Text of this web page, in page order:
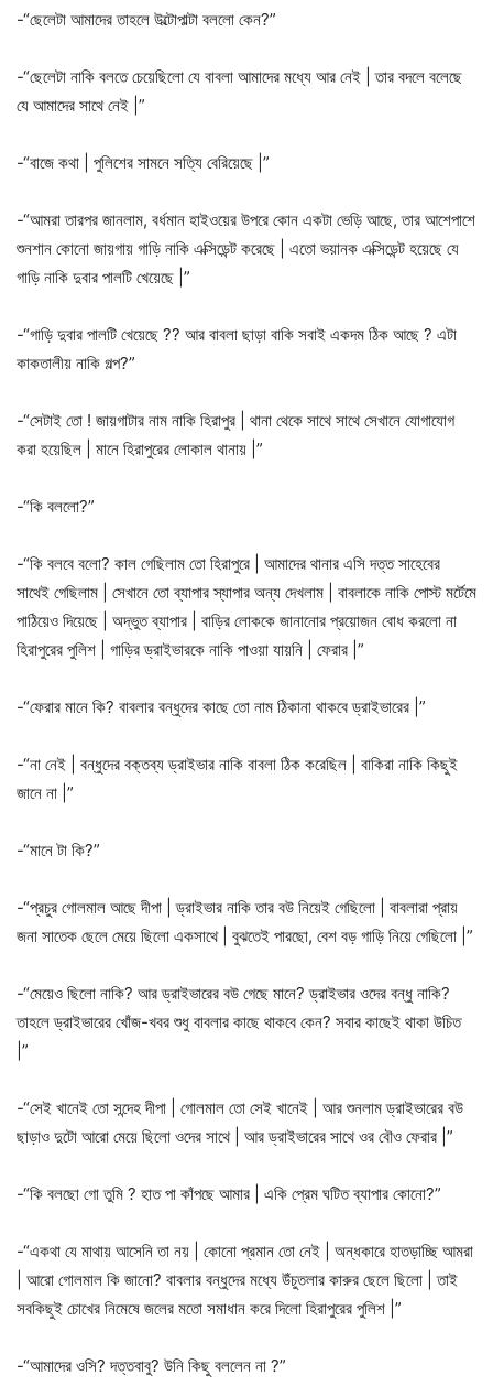
-“ছেলেটা আমাদের তাহলে উল্টোপাল্টা বললো কেন?”
-“ছেলেটা নাকি বলতে চেয়েছিলো যে বাবলা আমাদের মধ্যে আর নেই | তার বদলে বলেছে
যে আমাদের সাথে নেই |”
-“বাজে কথা | পুলিশের সামনে সত্যি বেরিয়েছে |”
-“আমরা তারপর জানলাম, বর্ধমান হাইওয়ের উপরে কোন একটা ভেড়ি আছে, তার আশেপাশে
শুনশান কোনো জায়গায় গাড়ি নাকি এক্সিডেন্ট করেছে | এতো ভয়ানক এক্সিডেন্ট হয়েছে যে
গাড়ি নাকি দুবার পালটি খেয়েছে |”
-“গাড়ি দুবার পালটি খেয়েছে ?? আর বাবলা ছাড়া বাকি সবাই একদম ঠিক আছে ? এটা
কাকতালীয় নাকি গল্প?”
-“সেটাই তো ! জায়গাটার নাম নাকি হিরাপুর | থানা থেকে সাথে সাথে সেখানে যোগাযোগ
করা হয়েছিল | মানে হিরাপুরের লোকাল থানায় |”
-“কি বললো?”
-“কি বলবে বলো? কাল গেছিলাম তো হিরাপুরে | আমাদের থানার এসি দত্ত সাহেবের
সাথেই গেছিলাম | সেখানে তো ব্যাপার স্যাপার অন্য দেখলাম | বাবলাকে নাকি পোস্ট মর্টেমে
পাঠিয়েও দিয়েছে | অদ্ভুত ব্যাপার | বাড়ির লোককে জানানোর প্রয়োজন বোধ করলো না
হিরাপুরের পুলিশ | গাড়ির ড্রাইভারকে নাকি পাওয়া যায়নি | ফেরার |”
-“ফেরার মানে কি? বাবলার বন্ধুদের কাছে তো নাম ঠিকানা থাকবে ড্রাইভারের |”
-“না নেই | বন্ধুদের বক্তব্য ড্রাইভার নাকি বাবলা ঠিক করেছিল | বাকিরা নাকি কিছুই
জানে না |”
-“মানে টা কি?”
-“প্রচুর গোলমাল আছে দীপা | ড্রাইভার নাকি তার বউ নিয়েই গেছিলো | বাবলারা প্রায়
জনা সাতেক ছেলে মেয়ে ছিলো একসাথে | বুঝতেই পারছো, বেশ বড় গাড়ি নিয়ে গেছিলো |”
-“মেয়েও ছিলো নাকি? আর ড্রাইভারের বউ গেছে মানে? ড্রাইভার ওদের বন্ধু নাকি?
তাহলে ড্রাইভারের খোঁজ-খবর শুধু বাবলার কাছে থাকবে কেন? সবার কাছেই থাকা উচিত
|”
-“সেই খানেই তো সন্দেহ দীপা | গোলমাল তো সেই খানেই | আর শুনলাম ড্রাইভারের বউ
ছাড়াও দুটো আরো মেয়ে ছিলো ওদের সাথে | আর ড্রাইভারের সাথে ওর বৌও ফেরার |”
-“কি বলছো গো তুমি ? হাত পা কাঁপছে আমার | একি প্রেম ঘটিত ব্যাপার কোনো?”
-“একথা যে মাথায় আসেনি তা নয় | কোনো প্রমান তো নেই | অন্ধকারে হাতড়াচ্ছি আমরা
| আরো গোলমাল কি জানো? বাবলার বন্ধুদের মধ্যে উঁচুতলার কারুর ছেলে ছিলো | তাই
সবকিছুই চোখের নিমেষে জলের মতো সমাধান করে দিলো হিরাপুরের পুলিশ |”
-“আমাদের ওসি? দত্তবাবু? উনি কিছু বললেন না ?”